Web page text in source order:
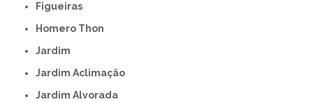
Figueiras
Homero Thon
Jardim
Jardim Aclimação
Jardim Alvorada